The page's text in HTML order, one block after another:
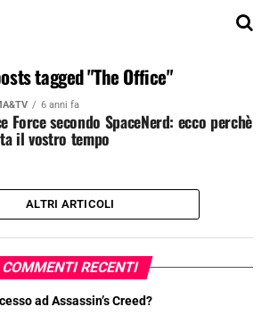
tagged "The Office"
6 anni fa
Force secondo SpaceNerd: ecco perchè
il vostro tempo
ALTRI ARTICOLI
COMMENTI RECENTI
ad Assassin’s Creed?